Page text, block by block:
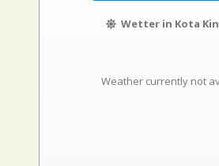
Wetter in Kota
Weather currently not